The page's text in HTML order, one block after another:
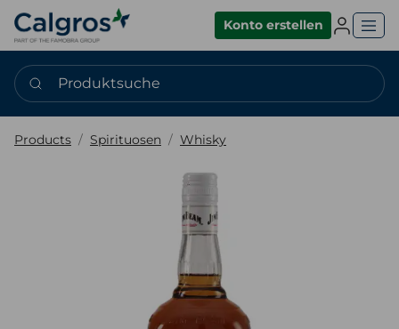
Konto erstellen
Produktsuche
Products Spirituosen Whisky